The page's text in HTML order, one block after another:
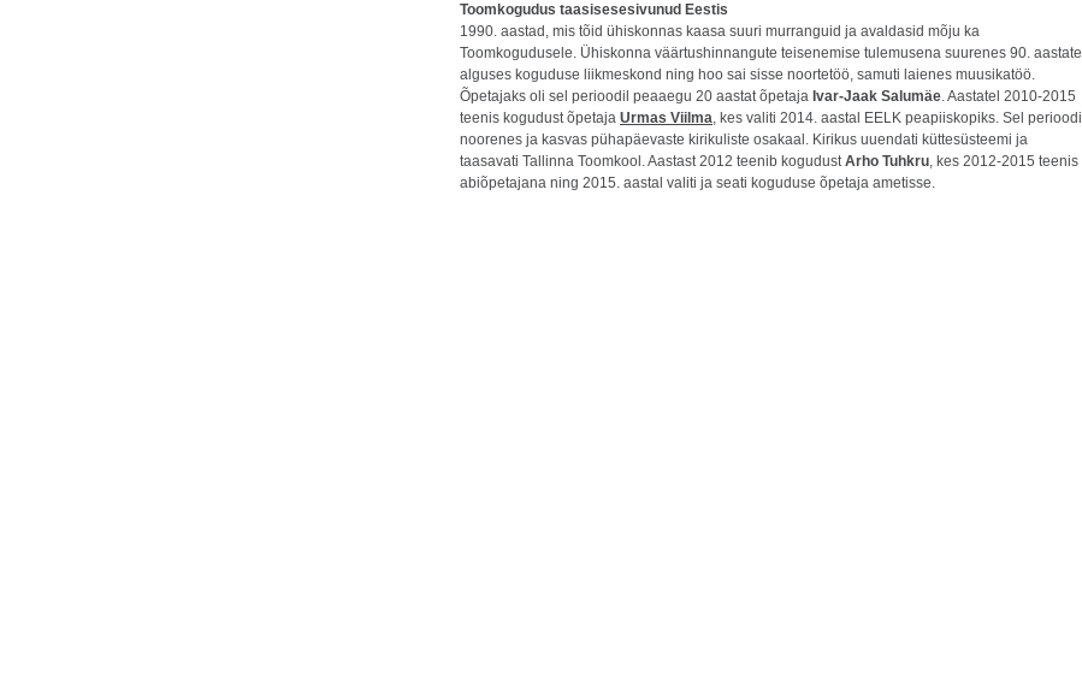
Toomkogudus taasisesesivunud Eestis
1990. aastad, mis tõid ühiskonnas kaasa suuri murranguid ja avaldasid mõju ka
Toomkogudusele. Ühiskonna väärtushinnangute teisenemise tulemusena suurenes 90. aastate
alguses koguduse liikmeskond ning hoo sai sisse noortetöö, samuti laienes muusikatöö.
Õpetajaks oli sel perioodil peaaegu 20 aastat õpetaja Ivar-Jaak Salumäe. Aastatel 2010-2015
teenis kogudust õpetaja Urmas Viilma, kes valiti 2014. aastal EELK peapiiskopiks. Sel perioodil
noorenes ja kasvas pühapäevaste kirikuliste osakaal. Kirikus uuendati küttesüsteemi ja
taasavati Tallinna Toomkool. Aastast 2012 teenib kogudustArho Tuhkru, kes 2012-2015 teenis
abiõpetajana ning 2015. aastal valiti ja seati koguduse õpetaja ametisse.